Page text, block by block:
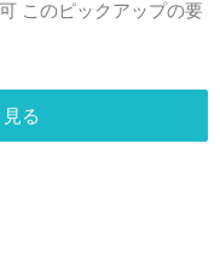
このピックアップの要
る